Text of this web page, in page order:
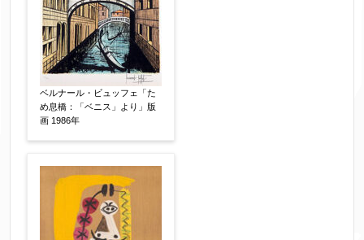
ベルナール・ビュッフェ「た
め息橋：「ベニス」より」版
画 1986年